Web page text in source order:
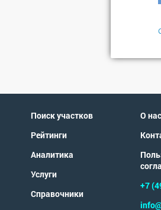
Поиск участков
Рейтинги
Аналитика
Услуги
Справочники
О нас
+7